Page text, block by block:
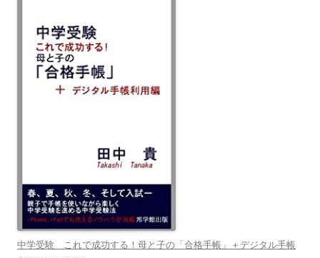
中学受験 これで成功する！母と子の「合格手帳」＋デジタル手帳